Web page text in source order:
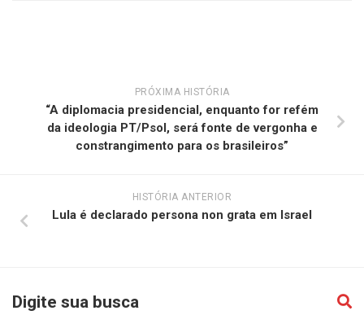
PRÓXIMA HISTÓRIA
“A diplomacia presidencial, enquanto for refém
da ideologia PT/Psol, será fonte de vergonha e
constrangimento para os brasileiros”
HISTÓRIA ANTERIOR
Lula é declarado persona non grata em Israel
Digite sua busca